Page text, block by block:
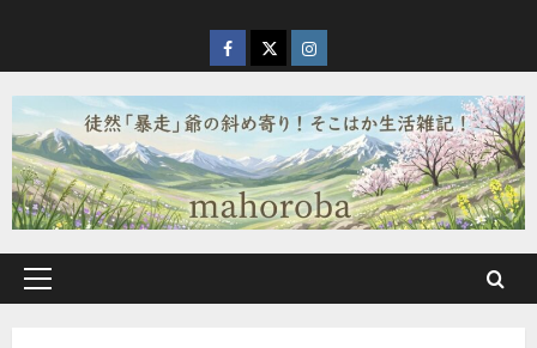
を
ス
キ
ッ
プ
facebook
X Instagram
メ